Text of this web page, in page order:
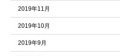
2019年11月
2019年10月
2019年9月